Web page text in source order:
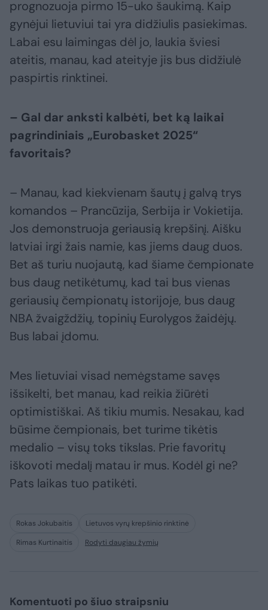
prognozuoja pirmo 15-uko šaukimą. Kaip
gynėjui lietuviui tai yra didžiulis pasiekimas.
Labai esu laimingas dėl jo, laukia šviesi
ateitis, manau, kad ateityje jis bus didžiulė
paspirtis rinktinei.
– Gal dar anksti kalbėti, bet ką laikai
pagrindiniais „Eurobasket 2025“
favoritais?
– Manau, kad kiekvienam šautų į galvą trys
komandos – Prancūzija, Serbija ir Vokietija.
Jos demonstruoja geriausią krepšinį. Aišku
latviai irgi žais namie, kas jiems daug duos.
Bet aš turiu nuojautą, kad šiame čempionate
bus daug netikėtumų, kad tai bus vienas
geriausių čempionatų istorijoje, bus daug
NBA žvaigždžių, topinių Eurolygos žaidėjų.
Bus labai įdomu.
Mes lietuviai visad nemėgstame savęs
išsikelti, bet manau, kad reikia žiūrėti
optimistiškai. Aš tikiu mumis. Nesakau, kad
būsime čempionais, bet turime tikėtis
medalio – visų toks tikslas. Prie favoritų
iškovoti medalį matau ir mus. Kodėl gi ne?
Pats laikas tuo patikėti.
Rokas Jokubaitis
Lietuvos vyrų krepšinio rinktinė
Rimas Kurtinaitis
Rodyti daugiau žymių
Komentuoti po šiuo straipsniu